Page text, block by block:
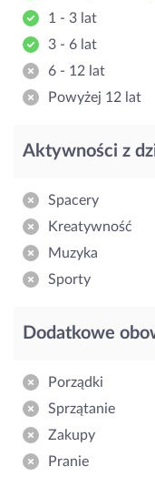
1 - 3 lat
3 - 6 lat
6 - 12 lat
Powyżej 12 lat
Aktywności z
Spacery
Kreatywność
Muzyka
Sporty
Dodatkowe
Porządki
Sprzątanie
Zakupy
Pranie